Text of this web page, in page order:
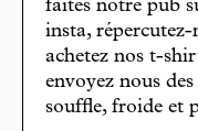
faites notre pub
insta, répercutez-
achetez nos t-
envoyez nous
souffle, froide et